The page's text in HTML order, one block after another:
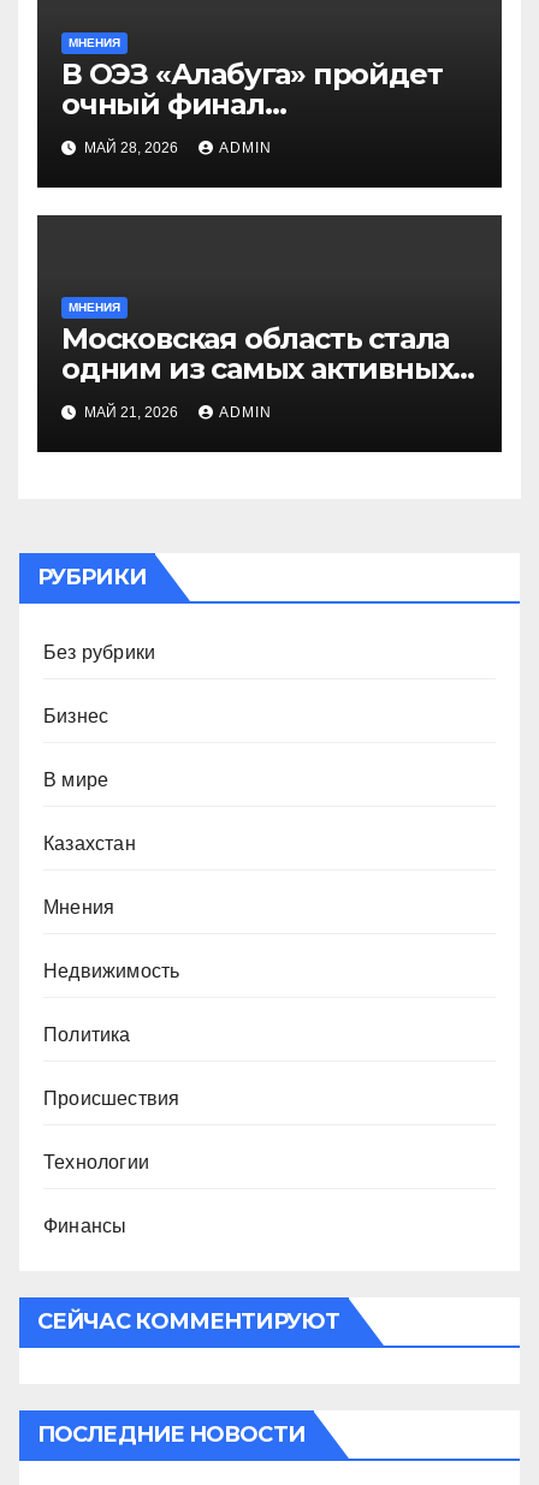
МНЕНИЯ
В ОЭЗ «Алабуга» пройдет
очный финал
Всероссийской
олимпиады «Формула
будущего» для
старшеклассников
МАЙ 28, 2026 ADMIN
МНЕНИЯ
Московская область стала
одним из самых активных
регионов в проекте
«Больше, чем путешествие
в молодёжную столицу»
МАЙ 21, 2026 ADMIN
РУБРИКИ
Без рубрики
Бизнес
В мире
Казахстан
Мнения
Недвижимость
Политика
Происшествия
Технологии
Финансы
СЕЙЧАС КОММЕНТИРУЮТ
ПОСЛЕДНИЕ НОВОСТИ